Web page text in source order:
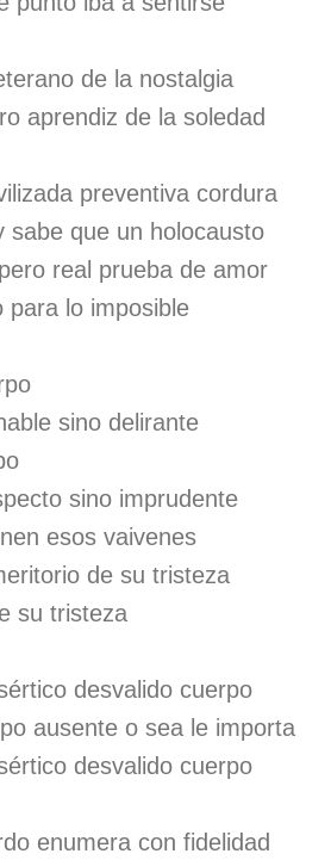
de la nostalgia
aprendiz de la soledad
preventiva cordura
sabe que un holocausto
real prueba de amor
para lo imposible
sino delirante
sino imprudente
esos vaivenes
de su tristeza
su tristeza
desvalido cuerpo
ausente o sea le importa
desvalido cuerpo
enumera con fidelidad